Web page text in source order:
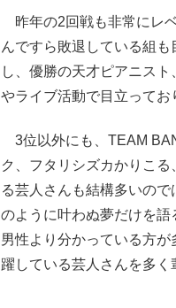
昨年の2回戦も非常にレ
んですら敗退している組
し、優勝の天才ピアニス
やライブ活動で目立ってお
3位以外にも、TEAM
ク、フタリシズカかりこ
る芸人さんも結構多いの
のように叶わぬ夢だけを
男性より分かっている方
躍している芸人さんを多く